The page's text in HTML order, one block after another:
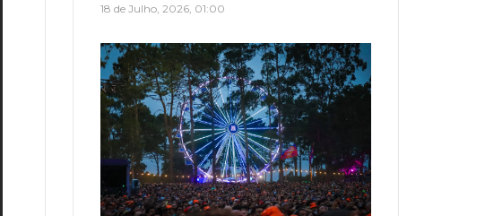
18 de Julho, 2026, 01:00